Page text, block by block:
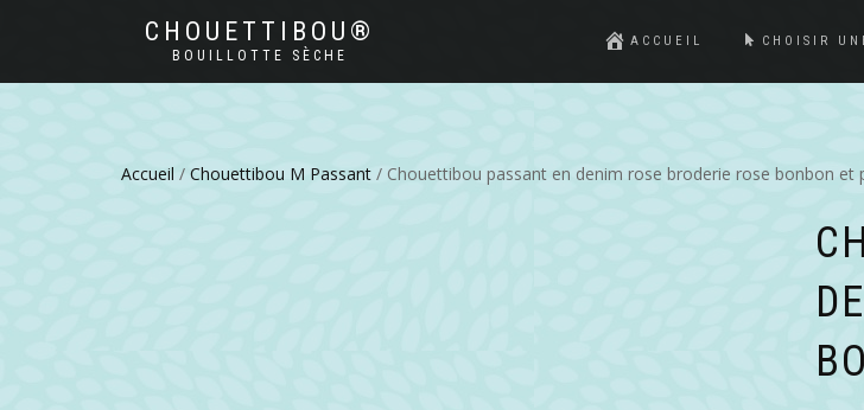
CHOUETTIBOU®
BOUILLOTTE SÈCHE
ACCUEIL CHOISIR
Accueil / Chouettibou M Passant / Chouettibou passant en denim rose broderie rose bonbon et